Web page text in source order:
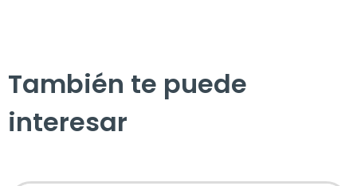
También te puede
interesar